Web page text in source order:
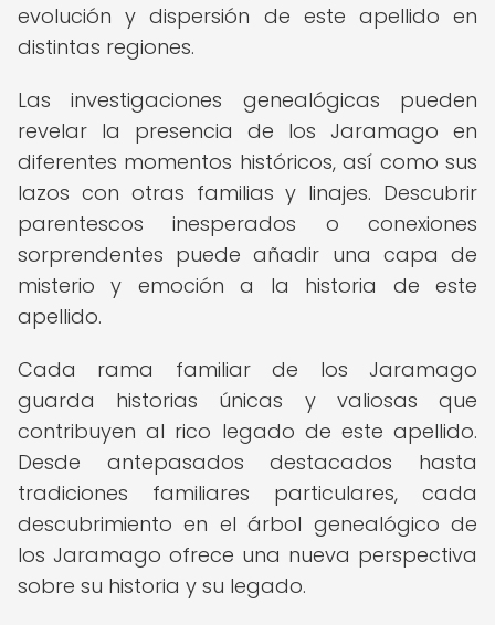
evolución y dispersión de este apellido en
distintas regiones.
Las investigaciones genealógicas pueden
revelar la presencia de los Jaramago en
diferentes momentos históricos, así como sus
lazos con otras familias y linajes. Descubrir
parentescos inesperados o conexiones
sorprendentes puede añadir una capa de
misterio y emoción a la historia de este
apellido.
Cada rama familiar de los Jaramago
guarda historias únicas y valiosas que
contribuyen al rico legado de este apellido.
Desde antepasados destacados hasta
tradiciones familiares particulares, cada
descubrimiento en el árbol genealógico de
los Jaramago ofrece una nueva perspectiva
sobre su historia y su legado.